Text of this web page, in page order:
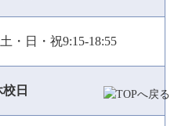
・日・祝9:15-18:55
日